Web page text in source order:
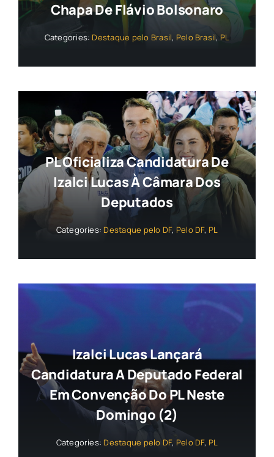
Chapa De Flávio Bolsonaro
Categories: Destaque pelo Brasil, Pelo Brasil, PL
PL Oficializa Candidatura De
Izalci Lucas À Câmara Dos
Deputados
Categories: Destaque pelo DF, Pelo DF, PL
Izalci Lucas Lançará
Candidatura A Deputado Federal
Em Convenção Do PL Neste
Domingo (2)
Categories: Destaque pelo DF, Pelo DF, PL